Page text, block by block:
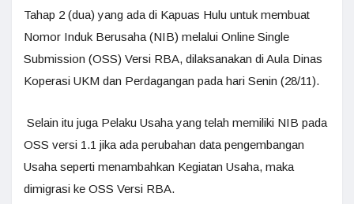
Tahap 2 (dua) yang ada di Kapuas Hulu untuk membuat
Nomor Induk Berusaha (NIB) melalui Online Single
Submission (OSS) Versi RBA, dilaksanakan di Aula Dinas
Koperasi UKM dan Perdagangan pada hari Senin (28/11).
Selain itu juga Pelaku Usaha yang telah memiliki NIB pada
OSS versi 1.1 jika ada perubahan data pengembangan
Usaha seperti menambahkan Kegiatan Usaha, maka
dimigrasi ke OSS Versi RBA.